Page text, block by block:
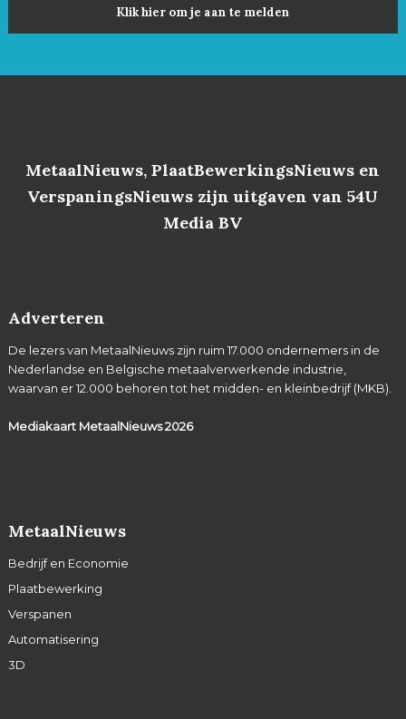
Klik hier om je aan te melden
MetaalNieuws, PlaatBewerkingsNieuws en
VerspaningsNieuws zijn uitgaven van 54U
Media BV
Adverteren
De lezers van MetaalNieuws zijn ruim 17.000 ondernemers in de
Nederlandse en Belgische metaalverwerkende industrie,
waarvan er 12.000 behoren tot het midden- en kleinbedrijf (MKB).
Mediakaart MetaalNieuws2026
MetaalNieuws
Bedrijf en Economie
Plaatbewerking
Verspanen
Automatisering
3D